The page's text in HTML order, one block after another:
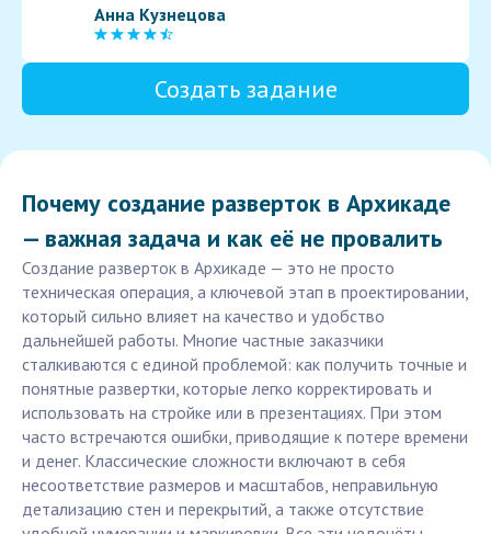
Анна Кузнецова
Создать задание
Почему создание разверток в Архикаде
— важная задача и как её не провалить
Создание разверток в Архикаде — это не просто
техническая операция, а ключевой этап в проектировании,
который сильно влияет на качество и удобство
дальнейшей работы. Многие частные заказчики
сталкиваются с единой проблемой: как получить точные и
понятные развертки, которые легко корректировать и
использовать на стройке или в презентациях. При этом
часто встречаются ошибки, приводящие к потере времени
и денег. Классические сложности включают в себя
несоответствие размеров и масштабов, неправильную
детализацию стен и перекрытий, а также отсутствие